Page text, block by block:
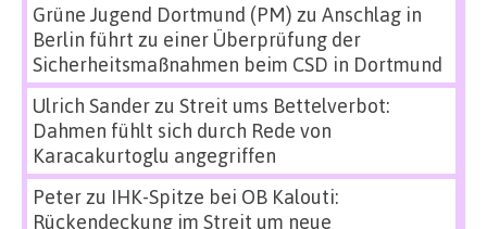
Grüne Jugend Dortmund (PM) zu Anschlag in
Berlin führt zu einer Überprüfung der
Sicherheitsmaßnahmen beim CSD in Dortmund
Ulrich Sanderzu Streit ums Bettelverbot:
Dahmen fühlt sich durch Rede von
Karacakurtoglu angegriffen
Peterzu IHK-Spitze bei OB Kalouti:
Rückendeckung im Streit um neue